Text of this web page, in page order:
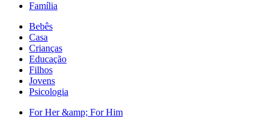
Família
Bebês
Casa
Crianças
Educação
Filhos
Jovens
Psicologia
For Her &amp; For Him